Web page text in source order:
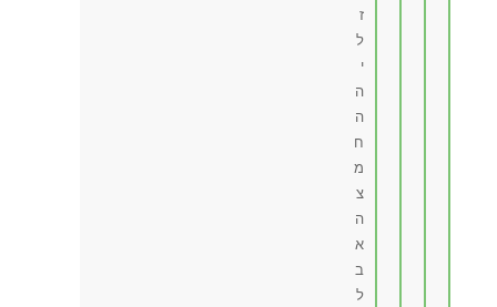
ז
ל
י
ה
ה
ח
מ
צ
ה
א
ב
ל